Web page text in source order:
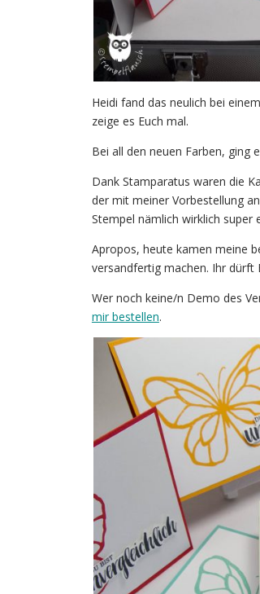
Heidi fand das neulich bei
zeige es Euch mal.
Bei all den neuen Farben, ging
Dank Stamparatus waren die
der mit meiner Vorbestellung
Stempel nämlich wirklich super
Apropos, heute kamen meine
versandfertig machen. Ihr dürft
Wer noch keine/n Demo des
mir bestellen.